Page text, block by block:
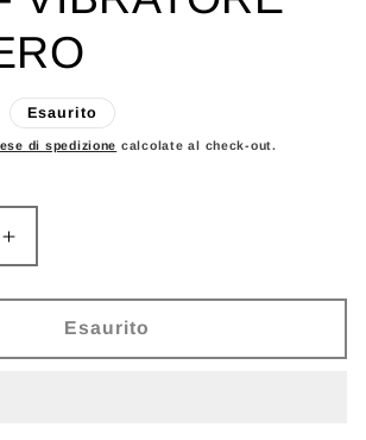
Esaurito
di spedizione calcolate al check-out.
Aumenta
quantità
per
LELO
-
Esaurito